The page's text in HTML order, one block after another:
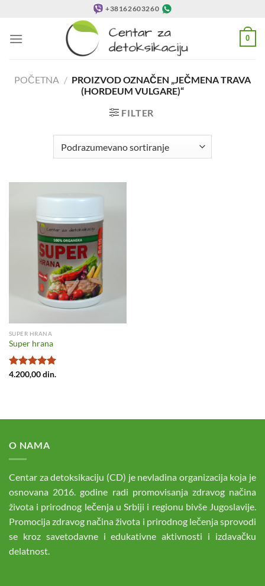
sadržaj
+38162603260
0
POČETNA / PROIZVOD OZNAČEN „JEČMENA TRAVA
(HORDEUM VULGARE)“
FILTER
SUPER HRANA
Super hrana
Ocenjeno
4.200,00din.
O NAMA
Centar za detoksikaciju (CD) je nevladina organizacija koja je
osnovana 2016. godine radi promovisanja zdravog načina
života i prirodnog lečenja u Srbiji i regionu bivše Jugoslavije.
Promocija zdravog načina života i prirodnog lečenja sprovodi
se kroz savetodavne i edukativne aktivnosti i izdavačku
delatnost.